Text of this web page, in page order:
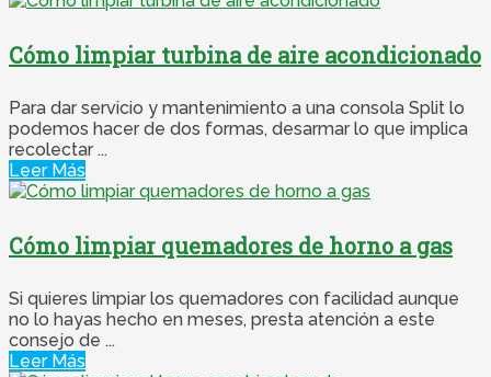
Cómo limpiar turbina de aire acondicionado
Para dar servicio y mantenimiento a una consola Split lo
podemos hacer de dos formas, desarmar lo que implica
recolectar ...
Leer Más
Cómo limpiar quemadores de horno a gas
Si quieres limpiar los quemadores con facilidad aunque
no lo hayas hecho en meses, presta atención a este
consejo de ...
Leer Más